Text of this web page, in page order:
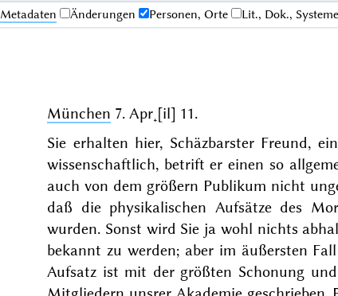
Me­ta­da­ten Änderungen Personen, Orte Lit., Dok., Systeme
München 7. Apr˖[il] 11.
Sie erhalten hier, Schäzbarster Freund,
wissenschaftlich, betrift er einen so
auch von dem größern Publikum nicht
daß die physikalischen Aufsätze des
wurden. Sonst wird Sie ja wohl nichts
bekannt zu werden; aber im äußersten
Aufsatz ist mit der größten Schonung